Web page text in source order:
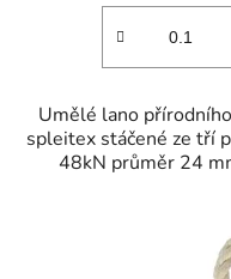
Umělé lano
spleitex stáčené ze tří
48kN průměr 24